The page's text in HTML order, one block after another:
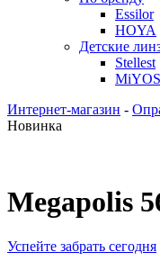
Essilor
HOYA
Детские
Stellest
Интернет-магазин -
Новинка
Megapolis
Успейте забрать сегодня